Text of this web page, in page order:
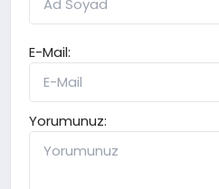
E-Mail:
Yorumunuz: